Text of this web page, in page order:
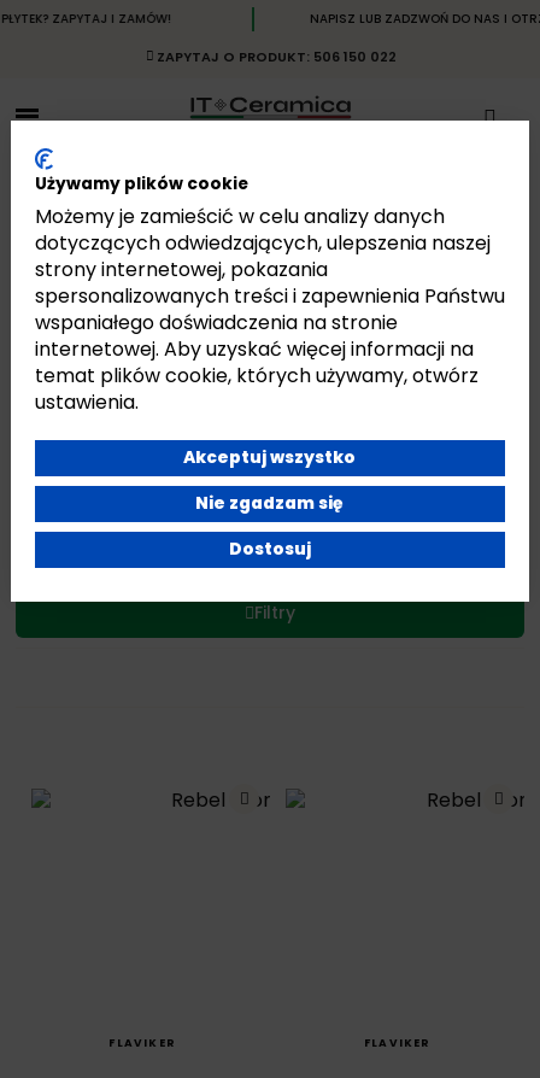
ZAPYTAJ I ZAMÓW! NAPISZ LUB ZADZWOŃ DO NAS I
ZAPYTAJ O PRODUKT: 506 150 022
REBEL
Strona główna Płytki Płytki Włoskie Płytki Flaviker
Pokazano 1-29 z 29 pozycji
Filtry
FLAVIKER FLAVIKER
Używamy plików cookie
Możemy je zamieścić w celu analizy danych
dotyczących odwiedzających, ulepszenia naszej
strony internetowej, pokazania
spersonalizowanych treści i zapewnienia Państwu
wspaniałego doświadczenia na stronie
internetowej. Aby uzyskać więcej informacji na
temat plików cookie, których używamy, otwórz
ustawienia.
Akceptuj wszystko
Nie zgadzam się
Dostosuj